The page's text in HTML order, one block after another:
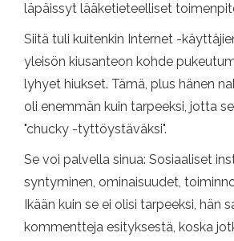
läpäissyt lääketieteelliset
Siitä tuli kuitenkin Internet -
yleisön kiusanteon kohde
lyhyet hiukset. Tämä, plus hänen
oli enemmän kuin tarpeeksi, jotta
"chucky -tyttöystäväksi".
Se voi palvella sinua: Sosiaaliset
syntyminen, ominaisuudet,
Ikään kuin se ei olisi tarpeeksi, hän
kommentteja esityksestä, koska